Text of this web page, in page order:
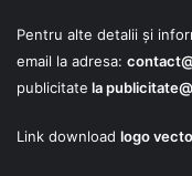
Pentru alte detalii și
email la adresa:
publicitate la
Link download logo